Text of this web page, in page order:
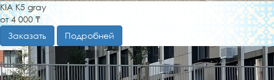
KIA K5 gray
от 4 000 ₸
Заказать
Подробней